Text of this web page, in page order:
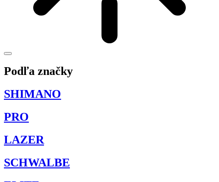
Podľa značky
SHIMANO
PRO
LAZER
SCHWALBE